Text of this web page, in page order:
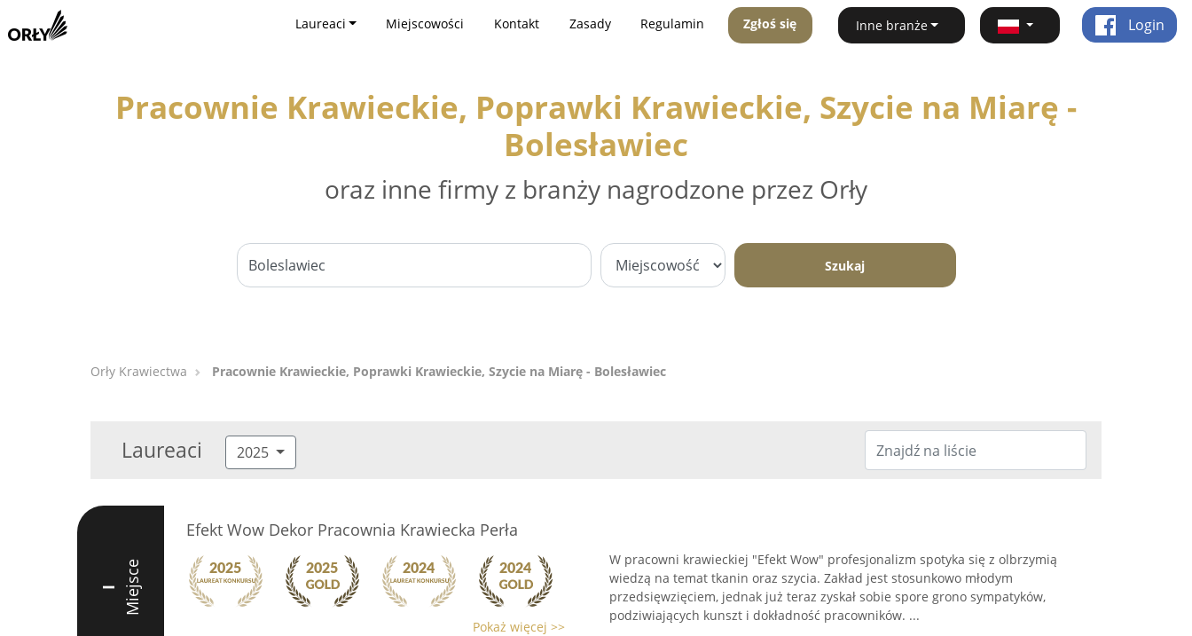
Laureaci Miejscowości Kontakt Zasady Regulamin Zgłoś się Inne branże Login
Pracownie Krawieckie, Poprawki Krawieckie, Szycie na Miarę -
Bolesławiec
oraz inne firmy z branży nagrodzone przez Orły
Szukaj
Orły Krawiectwa Pracownie Krawieckie, Poprawki Krawieckie, Szycie na Miarę - Bolesławiec
Laureaci 2025
I Miejsce
Efekt Wow Dekor Pracownia Krawiecka Perła
Pokaż więcej >>
W pracowni krawieckiej "Efekt Wow" profesjonalizm spotyka się z olbrzymią
wiedzą na temat tkanin oraz szycia. Zakład jest stosunkowo młodym
przedsięwzięciem, jednak już teraz zyskał sobie spore grono sympatyków,
podziwiających kunszt i dokładność pracowników. ...